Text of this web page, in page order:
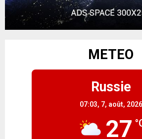
METEO
Russie
07:03, 7, août, 2026
27